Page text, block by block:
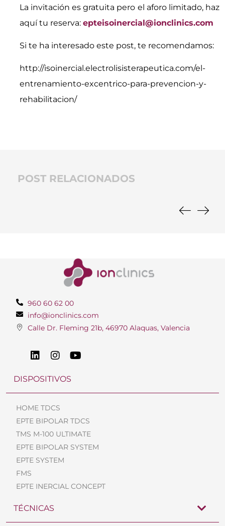
La invitación es gratuita pero el aforo limitado, haz
aquí tu reserva: epteisoinercial@ionclinics.com
Si te ha interesado este post, te recomendamos:
http://isoinercial.electrolisisterapeutica.com/el-
entrenamiento-excentrico-para-prevencion-y-
rehabilitacion/
POST RELACIONADOS
960 60 62 00
info@ionclinics.com
Calle Dr. Fleming 21b, 46970 Alaquas, Valencia
DISPOSITIVOS
HOME TDCS
EPTE BIPOLAR TDCS
TMS M-100 ULTIMATE
EPTE BIPOLAR SYSTEM
EPTE SYSTEM
FMS
EPTE INERCIAL CONCEPT
TÉCNICAS